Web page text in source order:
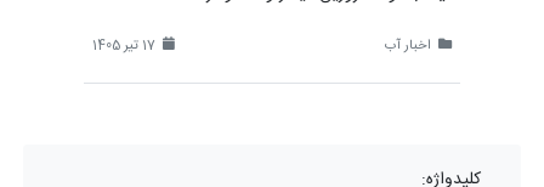
اخبار آب
کلیدواژه: